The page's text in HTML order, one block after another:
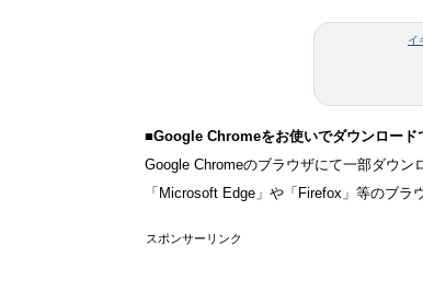
イ
■Google Chromeをお使いでダウンロード
Google Chromeのブラウザにて一部ダウン
「Microsoft Edge」や「Firefox」等のブラ
スポンサーリンク